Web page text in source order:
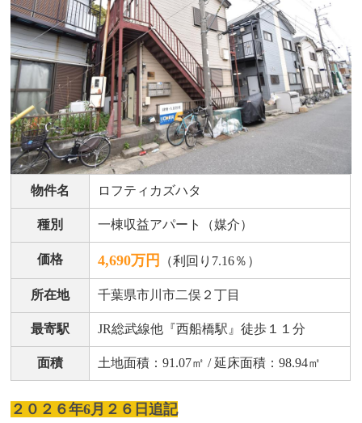
物件名 ロフティカズハタ
種別 一棟収益アパート（媒介）
価格 4,690万円 （利回り7.16％）
所在地 千葉県市川市二俣２丁目
最寄駅 JR総武線他『西船橋駅』徒歩１１分
面積 土地面積：91.07㎡ / 延床面積：98.94㎡
２０２６年6月２６日追記